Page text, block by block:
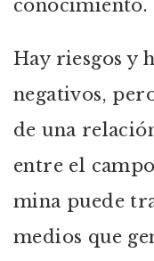
conocimiento.
Hay riesgos y
negativos,
de una
entre el
mina puede
medios que